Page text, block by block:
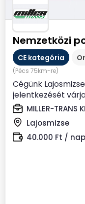
Nemzetközi
CE kategória
(Pécs 75km-re)
Cégünk
jelentkezését
Ponyvás...
MILLER-TRANS
Lajosmizse
40.000 Ft / nap